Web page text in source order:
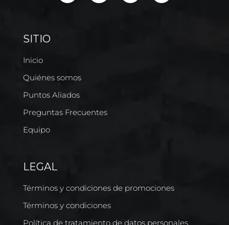
SITIO
Inicio
Quiénes somos
Puntos Aliados
Preguntas Frecuentes
Equipo
LEGAL
Términos y condiciones de promociones
Términos y condiciones
Política de tratamiento de datos personales